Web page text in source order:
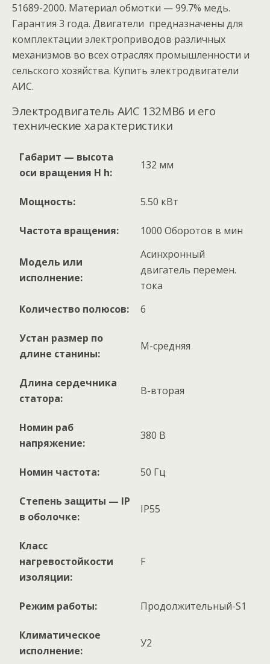
51689-2000. Материал обмотки — 99.7% медь.
Гарантия 3 года. Двигатели предназначены для
комплектации электроприводов различных
механизмов во всех отраслях промышленности и
сельского хозяйства. Купить электродвигатели
АИС.
Электродвигатель АИС 132MB6 и его
технические характеристики
Габарит — высота
оси вращения H h:
132 мм
Мощность: 5.50 кВт
Частота вращения: 1000 Оборотов в мин
Модель или
исполнение:
Асинхронный
двигатель перемен.
тока
Количество полюсов:
6
Устан размер по
длине станины:
M-средняя
Длина сердечника
статора:
B-вторая
Номин раб
напряжение:
380 В
Номин частота: 50 Гц
Степень защиты — IP
в оболочке:
IP55
Класс
нагревостойкости
изоляции:
F
Режим работы: Продолжительный-S1
Климатическое
исполнение:
У2